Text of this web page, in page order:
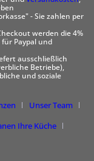
- Sie zahlen per
werden die 4%
Paypal und
ausschließlich
Betriebe),
und soziale
Unser Team
Ihre Küche